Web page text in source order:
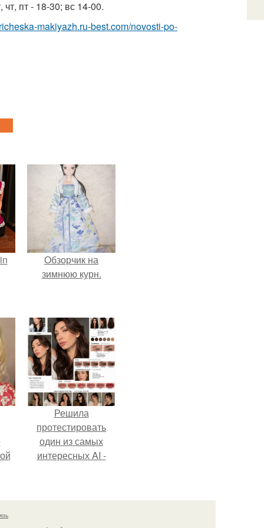
пт - 18-30; вс 14-00.
makiyazh.ru-best.com/novosti-po-
Обзорчик на
зимнюю курн.
Решила
протестировать
один из самых
интересных AI -